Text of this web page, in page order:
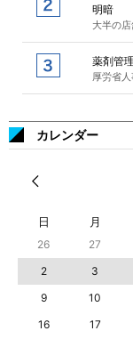
明暗
大半の
薬剤管
厚労省
カレンダー
日 月
26 27
2
3
9
10
16
17